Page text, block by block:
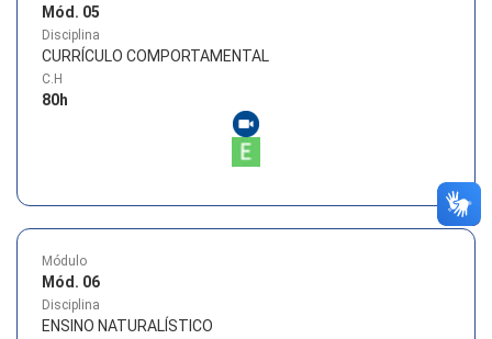
Mód. 05
Disciplina
CURRÍCULO COMPORTAMENTAL
C.H
80h
Módulo
Mód. 06
Disciplina
ENSINO NATURALÍSTICO